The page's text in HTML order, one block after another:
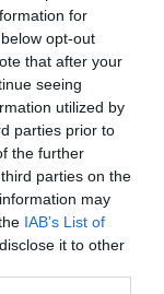
for
opt-out
that after your
seeing
utilized by
parties prior to
the further
parties on the
may
IAB’s List of
it to other
a que vuelve a
récord
que ha
Ceuta es
en
acusa una ceutí